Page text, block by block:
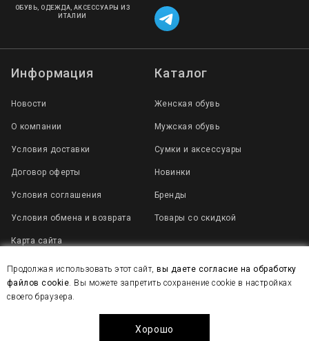
ОБУВЬ, ОДЕЖДА, АКСЕССУАРЫ ИЗ
ИТАЛИИ
Информация
Новости
О компании
Условия доставки
Договор оферты
Условия соглашения
Условия обмена и возврата
Карта сайта
Каталог
Женская обувь
Мужская обувь
Сумки и аксессуары
Новинки
Бренды
Товары со скидкой
2007 - 2025 © Все права защищены
Создание сайта веб-студия WEB
Продолжая использовать этот сайт,вы даете согласие на обработку
файлов cookie. Вы можете запретить сохранение cookie в настройках
своего браузера.
Хорошо